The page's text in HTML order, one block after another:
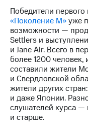
Собрания
акционеров
Личный
кабинет
акционера
капитал
Контроль
и
аудит
Рынок
акций
Победители первого
«Поколение М»уже
возможности —
Settlers и
и Jane Air. Всего в
более 1200 человек,
составили жители
и Свердловской
жители других
и даже Японии.
слушателей курса —
и старше.